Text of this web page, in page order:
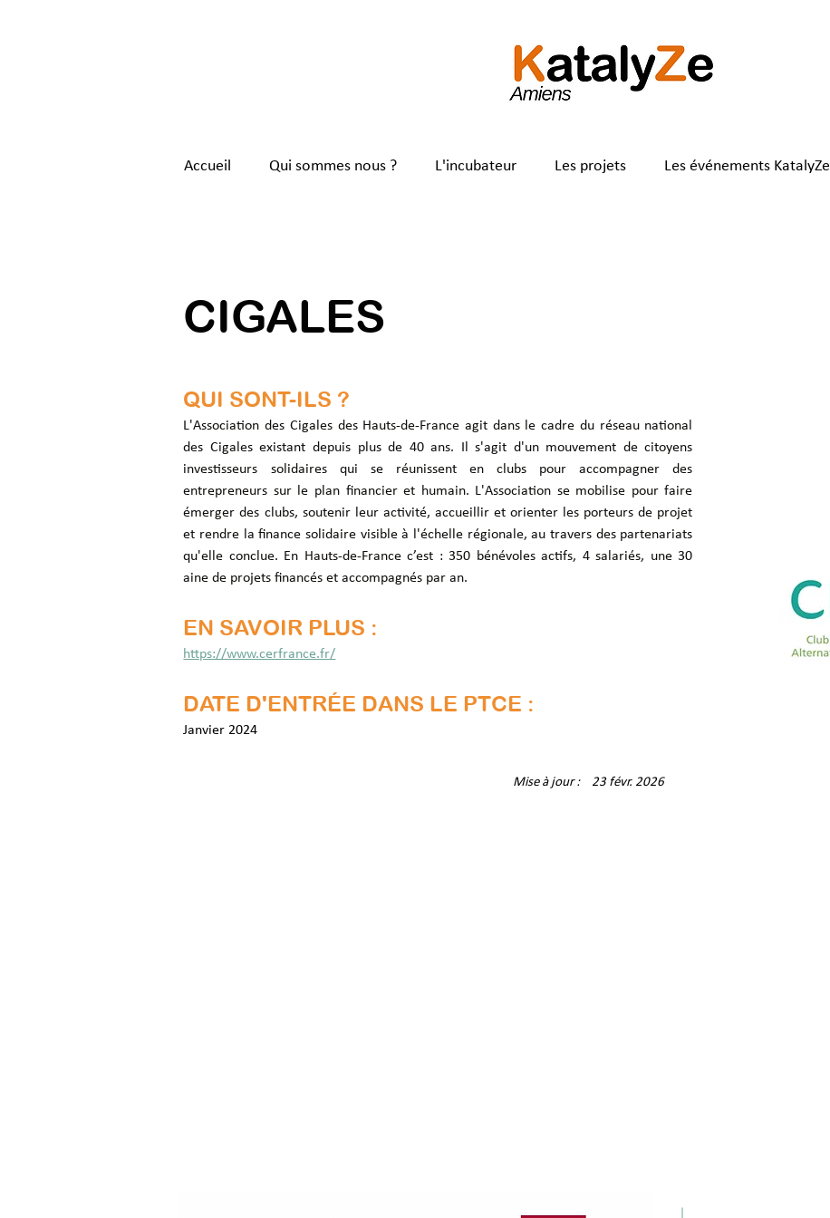
Accueil Qui sommes nous ? L'incubateur Les projets Les événements KatalyZe
CIGALES
QUI SONT-ILS ?
L'Association des Cigales des Hauts-de-France agit dans le cadre du réseau national
des Cigales existant depuis plus de 40 ans. Il s'agit d'un mouvement de citoyens
investisseurs solidaires qui se réunissent en clubs pour accompagner des
entrepreneurs sur le plan financier et humain. L'Association se mobilise pour faire
émerger des clubs, soutenir leur activité, accueillir et orienter les porteurs de projet
et rendre la finance solidaire visible à l'échelle régionale, au travers des partenariats
qu'elle conclue. En Hauts-de-France c’est : 350 bénévoles actifs, 4 salariés, une 30
aine de projets financés et accompagnés par an.
EN SAVOIR PLUS :
https://www.cerfrance.fr/
DATE D'ENTRÉE DANS LE PTCE :
Janvier 2024
Mise à jour : 23 févr. 2026